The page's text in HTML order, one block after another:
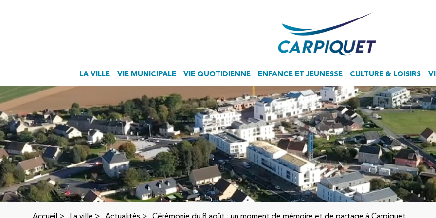
LA VILLE VIE MUNICIPALE VIE QUOTIDIENNE ENFANCE ET JEUNESSE CULTURE & LOISIRS